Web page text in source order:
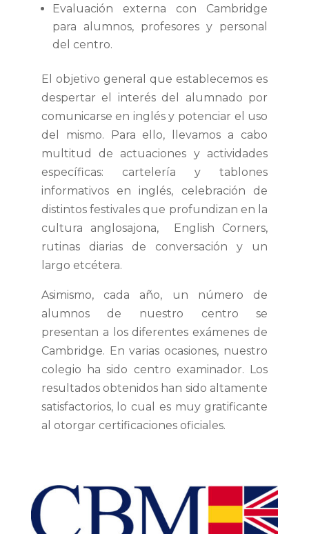
Evaluación externa con Cambridge
para alumnos, profesores y personal
del centro.
El objetivo general que establecemos es
despertar el interés del alumnado por
comunicarse en inglés y potenciar el uso
del mismo. Para ello, llevamos a cabo
multitud de actuaciones y actividades
específicas: cartelería y tablones
informativos en inglés, celebración de
distintos festivales que profundizan en la
cultura anglosajona, English Corners,
rutinas diarias de conversación y un
largo etcétera.
Asimismo, cada año, un número de
alumnos de nuestro centro se
presentan a los diferentes exámenes de
Cambridge. En varias ocasiones, nuestro
colegio ha sido centro examinador. Los
resultados obtenidos han sido altamente
satisfactorios, lo cual es muy gratificante
al otorgar certificaciones oficiales.